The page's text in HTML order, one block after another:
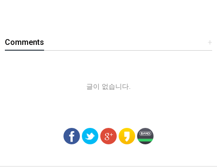
+
Comments
글이 없습니다.